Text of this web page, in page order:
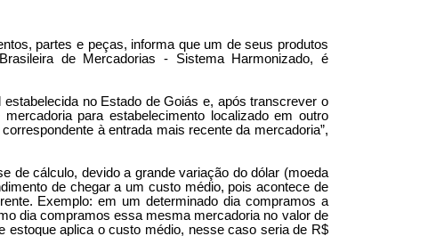
partes e peças, informa que um de seus produtos
de Mercadorias - Sistema Harmonizado, é
no Estado de Goiás e, após transcrever o
para estabelecimento localizado em outro
à entrada mais recente da mercadoria”,
de cálculo, devido a grande variação do dólar (moeda
de chegar a um custo médio, pois acontece de
Exemplo: em um determinado dia compramos a
dia compramos essa mesma mercadoria no valor de
estoque aplica o custo médio, nesse caso seria de R$